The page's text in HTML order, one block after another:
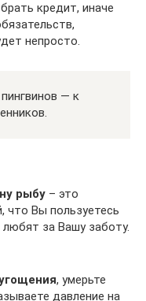
кредит, иначе
непросто.
— к
рыбу – это
что Вы пользуетесь
за Вашу заботу.
, умерьте
давление на